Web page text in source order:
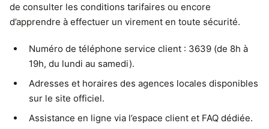
de consulter les conditions tarifaires ou encore
d’apprendre à effectuer un virement en toute sécurité.
Numéro de téléphone service client : 3639 (de 8h à
19h, du lundi au samedi).
Adresses et horaires des agences locales disponibles
sur le site officiel.
Assistance en ligne via l’espace client et FAQ dédiée.